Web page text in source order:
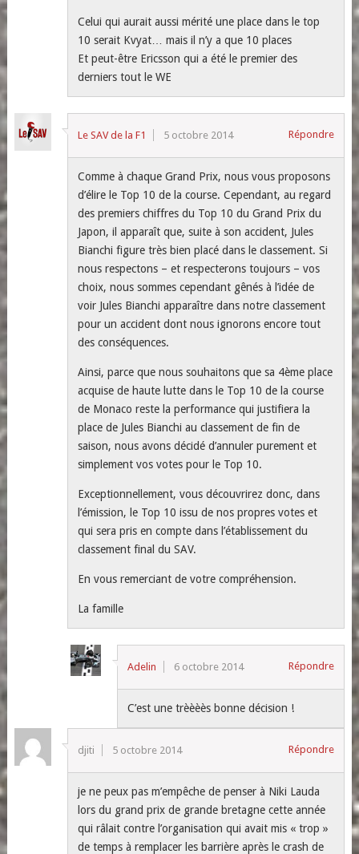
Celui qui aurait aussi mérité une place dans le top
10 serait Kvyat… mais il n’y a que 10 places
Et peut-être Ericsson qui a été le premier des
derniers tout le WE
Le SAV de la F1 5 octobre 2014 Répondre
Comme à chaque Grand Prix, nous vous proposons
d’élire le Top 10 de la course. Cependant, au regard
des premiers chiffres du Top 10 du Grand Prix du
Japon, il apparaît que, suite à son accident, Jules
Bianchi figure très bien placé dans le classement. Si
nous respectons – et respecterons toujours – vos
choix, nous sommes cependant gênés à l’idée de
voir Jules Bianchi apparaître dans notre classement
pour un accident dont nous ignorons encore tout
des conséquences.
Ainsi, parce que nous souhaitons que sa 4ème place
acquise de haute lutte dans le Top 10 de la course
de Monaco reste la performance qui justifiera la
place de Jules Bianchi au classement de fin de
saison, nous avons décidé d’annuler purement et
simplement vos votes pour le Top 10.
Exceptionnellement, vous découvrirez donc, dans
l’émission, le Top 10 issu de nos propres votes et
qui sera pris en compte dans l’établissement du
classement final du SAV.
En vous remerciant de votre compréhension.
La famille
Adelin 6 octobre 2014 Répondre
C’est une trèèèès bonne décision !
djiti 5 octobre 2014 Répondre
je ne peux pas m’empêche de penser à Niki Lauda
lors du grand prix de grande bretagne cette année
qui râlait contre l’organisation qui avait mis « trop »
de temps à remplacer les barrière après le crash de